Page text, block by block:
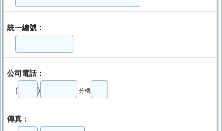
統一編號：
公司電話：
( ) 分機
傳真：